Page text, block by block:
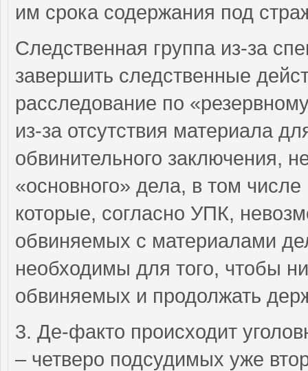
им срока содержания под
Следственная группа из-за
завершить следственные
расследование по
из-за отсутствия материала
обвинительного заключения,
«основного» дела, в том
которые, согласно УПК,
обвиняемых с материалами
необходимы для того, чтобы
обвиняемых и продолжать
3. Де-факто происходит
– четверо подсудимых уже